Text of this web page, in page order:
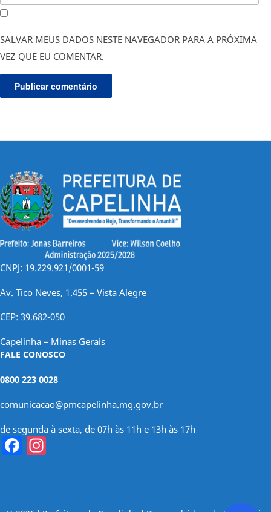
SALVAR MEUS DADOS NESTE NAVEGADOR PARA A PRÓXIMA
VEZ QUE EU COMENTAR.
CNPJ: 19.229.921/0001-59
Av. Tico Neves, 1.455 – Vista Alegre
CEP: 39.682-050
Capelinha – Minas Gerais
FALE CONOSCO
0800 223 0028
comunicacao@pmcapelinha.mg.gov.br
de segunda à sexta, de 07h às 11h e 13h às 17h
Facebook